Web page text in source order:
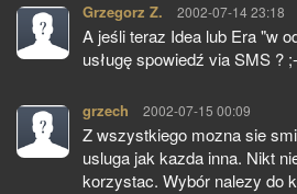
Grzegorz Z. pisze:
2002-07-14 23:18
A jeśli teraz Idea lub Era "w
usługę spowiedź via SMS ?
grzech pisze:
2002-07-15 00:09
Z wszystkiego mozna sie
usluga jak kazda inna. Nikt
korzystac. Wybór nalezy do